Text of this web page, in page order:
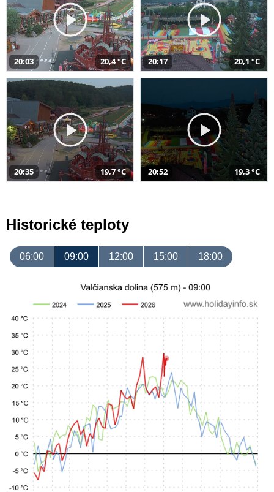
20:03 20,4 °C 20:17 20,1 °C
20:35 19,7 °C 20:52 19,3 °C
Historické teploty
06:00 09:00 12:00 15:00 18:00